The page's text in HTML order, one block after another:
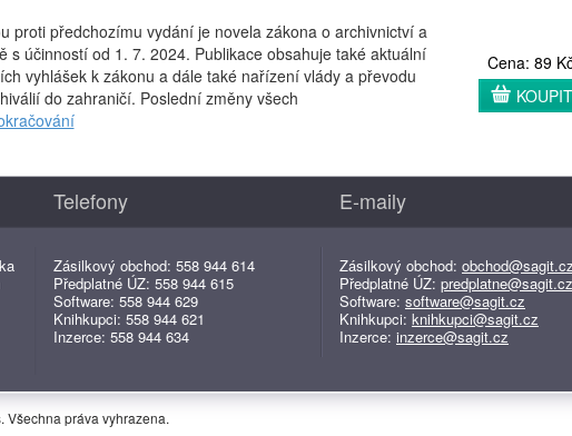
proti předchozímu vydání je novela zákona o archivnictví a
s účinností od 1. 7. 2024. Publikace obsahuje také aktuální
vyhlášek k zákonu a dále také nařízení vlády a převodu
do zahraničí. Poslední změny všech
Cena: 89
KOUPIT
Telefony
Zásilkový obchod: 558 944 614
Předplatné ÚZ: 558 944 615
Software: 558 944 629
Knihkupci: 558 944 621
Inzerce: 558 944 634
E-maily
Zásilkový obchod: obchod@sagit.cz
Předplatné ÚZ: predplatne@sagit.cz
Software: software@sagit.cz
Knihkupci: knihkupci@sagit.cz
Inzerce: inzerce@sagit.cz
práva vyhrazena.